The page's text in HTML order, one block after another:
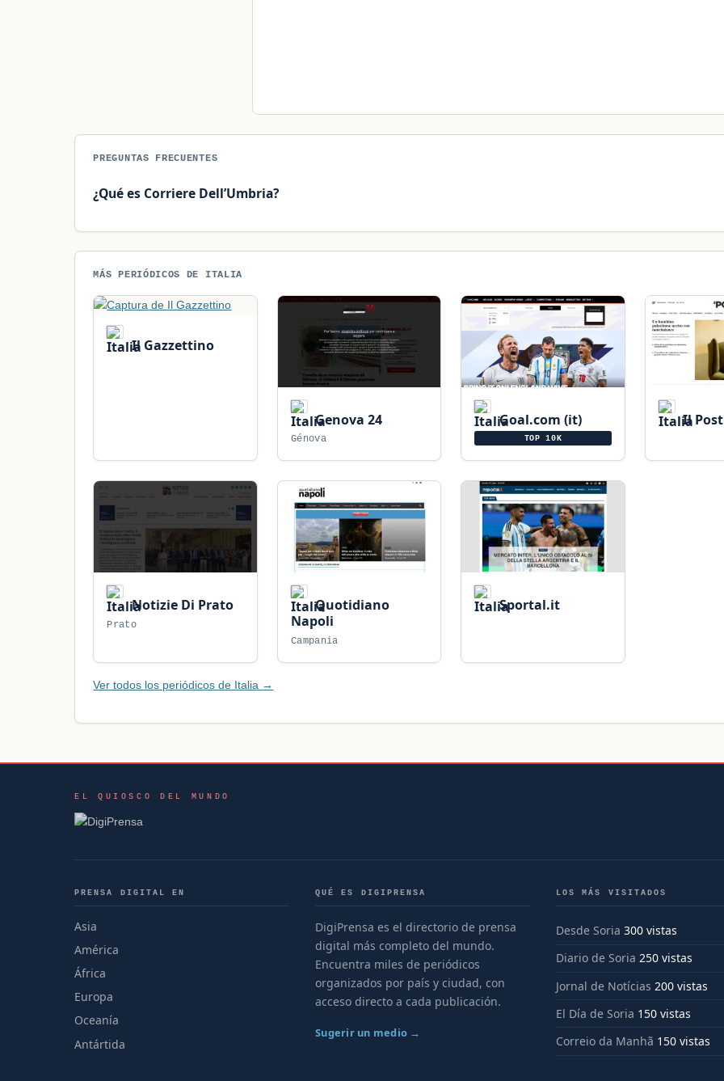
PREGUNTAS FRECUENTES
¿Qué es Corriere Dell’Umbria?
MÁS PERIÓDICOS DE ITALIA
Il Gazzettino
Genova 24
Génova
Goal.com (it)
TOP 10K
Il Post
Notizie Di Prato
Prato
Quotidiano
Napoli
Campania
Sportal.it
Ver todos los periódicos de Italia →
EL QUIOSCO DEL MUNDO
PRENSA DIGITAL EN
Asia
América
África
Europa
Oceanía
Antártida
QUÉ ES DIGIPRENSA
DigiPrensa es el directorio de prensa
digital más completo del mundo.
Encuentra miles de periódicos
organizados por país y ciudad, con
acceso directo a cada publicación.
Sugerir un medio →
LOS MÁS VISITADOS
Desde Soria 300 vistas
Diario de Soria 250 vistas
Jornal de Notícias 200 vistas
El Día de Soria 150 vistas
Correio da Manhã 150 vistas